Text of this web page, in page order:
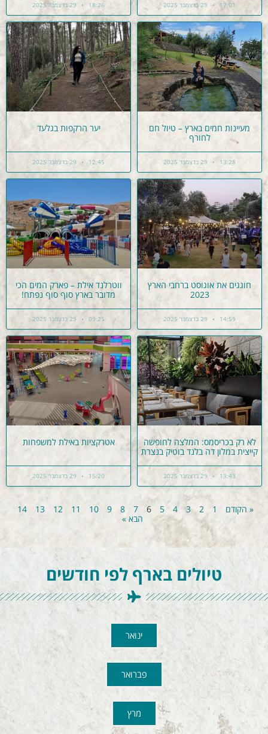
17:01
18:26
מעיינות חמים בארץ – טיול חם
לחורף
13:28
יער הרקפות בגלעד
12:45
חוגגים את אוגוסט ברחבי הארץ
2023
14:59
ווטרלנד אילת – פארק המים הכי
מדובר בארץ סוף סוף נפתח!
09:25
לא רק בכריסמס: המלצה לחופשה
קייצית במלון דה בלנד בוטיק בנצרת
13:43
אטרקציות באילת למשפחות
15:20
« הקודם 1
2
3
4
5
6
7
8
9
10
11
12
13
14
הבא »
טיולים בארף לפי חודשים
ינואר
פברואר
מרץ